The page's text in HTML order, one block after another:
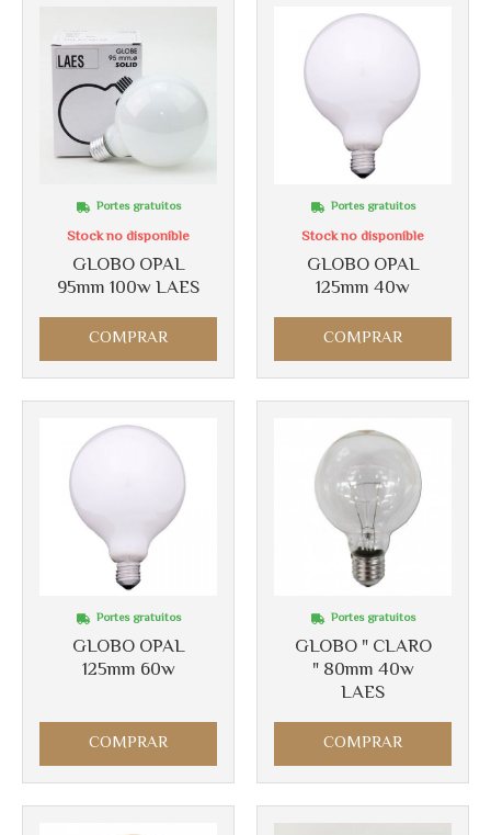
GLOBO OPAL
95mm 100w LAES
Portes gratuitos
Stock no disponible
COMPRAR
GLOBO OPAL
125mm 40w
Portes gratuitos
Stock no disponible
COMPRAR
GLOBO OPAL
125mm 60w
Portes gratuitos
COMPRAR
GLOBO " CLARO
" 80mm 40w
LAES
Portes gratuitos
COMPRAR
Más info
Más info